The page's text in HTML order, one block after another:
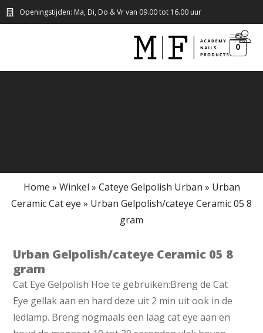
Openingstijden: Ma, Di, Do & Vr van 09.00 tot 16.00 uur
0
Home » Winkel » Cateye Gelpolish Urban » Urban
Ceramic Cat eye » Urban Gelpolish/cateye Ceramic 05 8
gram
Urban Gelpolish/cateye Ceramic 05 8
gram
Cat Eye Gelpolish Hoe te gebruiken:Breng de Cat
Eye gellak aan en hard deze uit 2 min uit ook in de
ledlamp. Breng nogmaals een laag cat eye aan en